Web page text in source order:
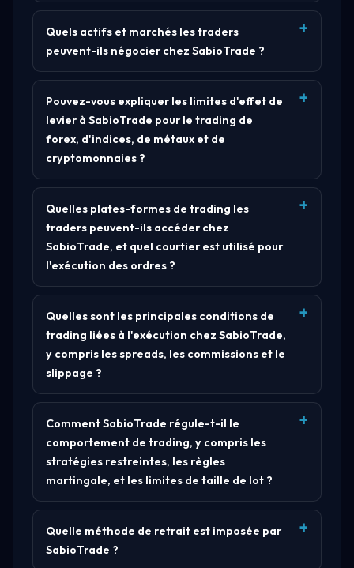
Quels actifs et marchés les traders
peuvent-ils négocier chez SabioTrade ?
Pouvez-vous expliquer les limites d'effet de
levier à SabioTrade pour le trading de
forex, d'indices, de métaux et de
cryptomonnaies ?
Quelles plates-formes de trading les
traders peuvent-ils accéder chez
SabioTrade, et quel courtier est utilisé pour
l'exécution des ordres ?
Quelles sont les principales conditions de
trading liées à l'exécution chez SabioTrade,
y compris les spreads, les commissions et le
slippage ?
Comment SabioTrade régule-t-il le
comportement de trading, y compris les
stratégies restreintes, les règles
martingale, et les limites de taille de lot ?
Quelle méthode de retrait est imposée par
SabioTrade ?